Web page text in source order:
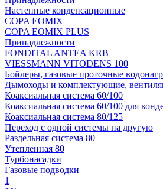
Настенные конденсационные
COPA EOMIX
COPA EOMIX PLUS
Принадлежности
FONDITAL ANTEA KRB
VIESSMANN VITODENS 100
Бойлеры, газовые проточные
Дымоходы и комплектующие,
Коаксиальная система 60/100
Коаксиальная система 60/100 для
Коаксиальная система 80/125
Переход с одной системы на другую
Раздельная система 80
Утепленная 80
Турбонасадки
Газовые подводки
1